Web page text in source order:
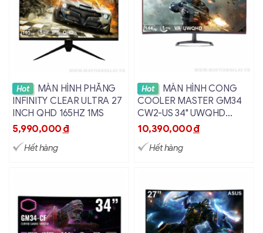
Xem chi tiết
Hot
MÀN HÌNH PHẲNG
INFINITY CLEAR ULTRA 27
INCH QHD 165HZ 1MS
5,990,000đ
Hết hàng
Xem chi tiết
Hot
MÀN HÌNH CONG
COOLER MASTER GM34
CW2-US 34" UWQHD
144HZ 1MS
10,390,000đ
Hết hàng